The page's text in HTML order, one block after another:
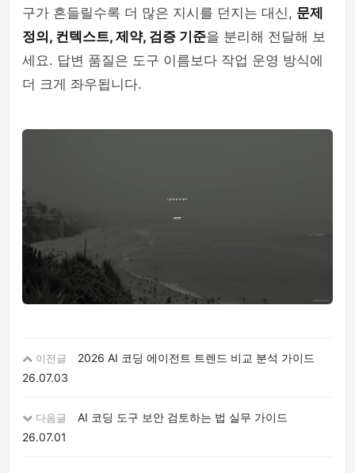
구가 흔들릴수록 더 많은 지시를 던지는 대신, 문제
정의, 컨텍스트, 제약, 검증 기준을 분리해 전달해 보
세요. 답변 품질은 도구 이름보다 작업 운영 방식에
더 크게 좌우됩니다.
이전글
2026 AI 코딩 에이전트 트렌드 비교 분석 가이드
26.07.03
다음글
AI 코딩 도구 보안 검토하는 법 실무 가이드
26.07.01